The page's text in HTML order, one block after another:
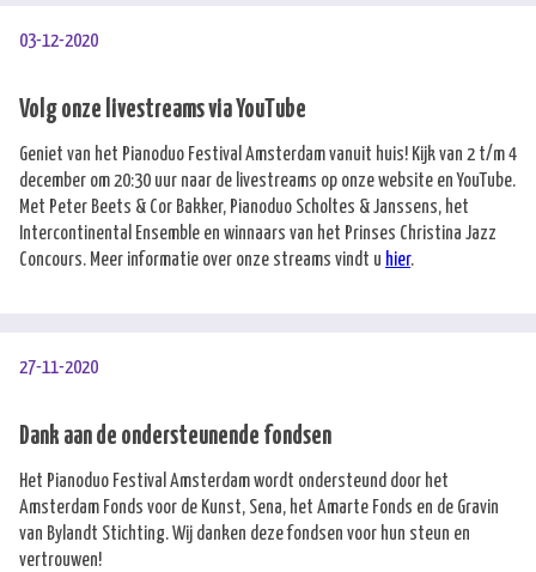
03-12-2020
Volg onze livestreams via YouTube
Geniet van het Pianoduo Festival Amsterdam vanuit huis! Kijk van 2 t/m 4
december om 20:30 uur naar de livestreams op onze website en YouTube.
Met Peter Beets & Cor Bakker, Pianoduo Scholtes & Janssens, het
Intercontinental Ensemble en winnaars van het Prinses Christina Jazz
Concours. Meer informatie over onze streams vindt u hier.
27-11-2020
Dank aan de ondersteunende fondsen
Het Pianoduo Festival Amsterdam wordt ondersteund door het
Amsterdam Fonds voor de Kunst, Sena, het Amarte Fonds en de Gravin
van Bylandt Stichting. Wij danken deze fondsen voor hun steun en
vertrouwen!